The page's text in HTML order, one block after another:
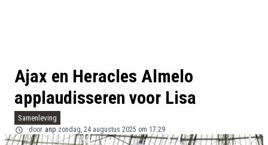
Ajax en Heracles Almelo
applaudisseren voor Lisa
Samenleving
door anp zondag, 24 augustus 2025 om 17:29